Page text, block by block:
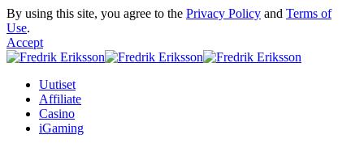
By using this site, you agree to the Privacy Policy and Terms of
Use.
Accept
Uutiset
Affiliate
Casino
iGaming